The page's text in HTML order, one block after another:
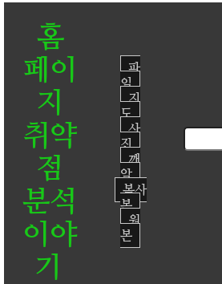
홈
페이
지
취약
점
분석
이야
기
파
일
지
도
사
진
깨
알
복사
본
원
본